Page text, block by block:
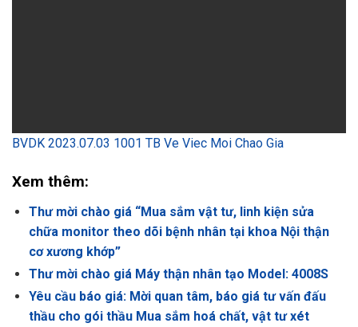
BVDK 2023.07.03 1001 TB Ve Viec Moi Chao Gia
Xem thêm:
Thư mời chào giá “Mua sắm vật tư, linh kiện sửa
chữa monitor theo dõi bệnh nhân tại khoa Nội thận
cơ xương khớp”
Thư mời chào giá Máy thận nhân tạo Model: 4008S
Yêu cầu báo giá: Mời quan tâm, báo giá tư vấn đấu
thầu cho gói thầu Mua sắm hoá chất, vật tư xét